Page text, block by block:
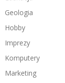
Geologia
Hobby
Imprezy
Komputery
Marketing